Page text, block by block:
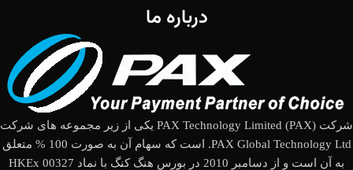
درباره ما
شرکت (PAX Technology Limited (PAX یکی از زیر مجموعه های شرکت
PAX Global Technology Ltd. است که سهام آن به صورت 100 % متعلق
به آن است و از دسامبر 2010 در بورس هنگ کنگ با نماد HKEx 00327